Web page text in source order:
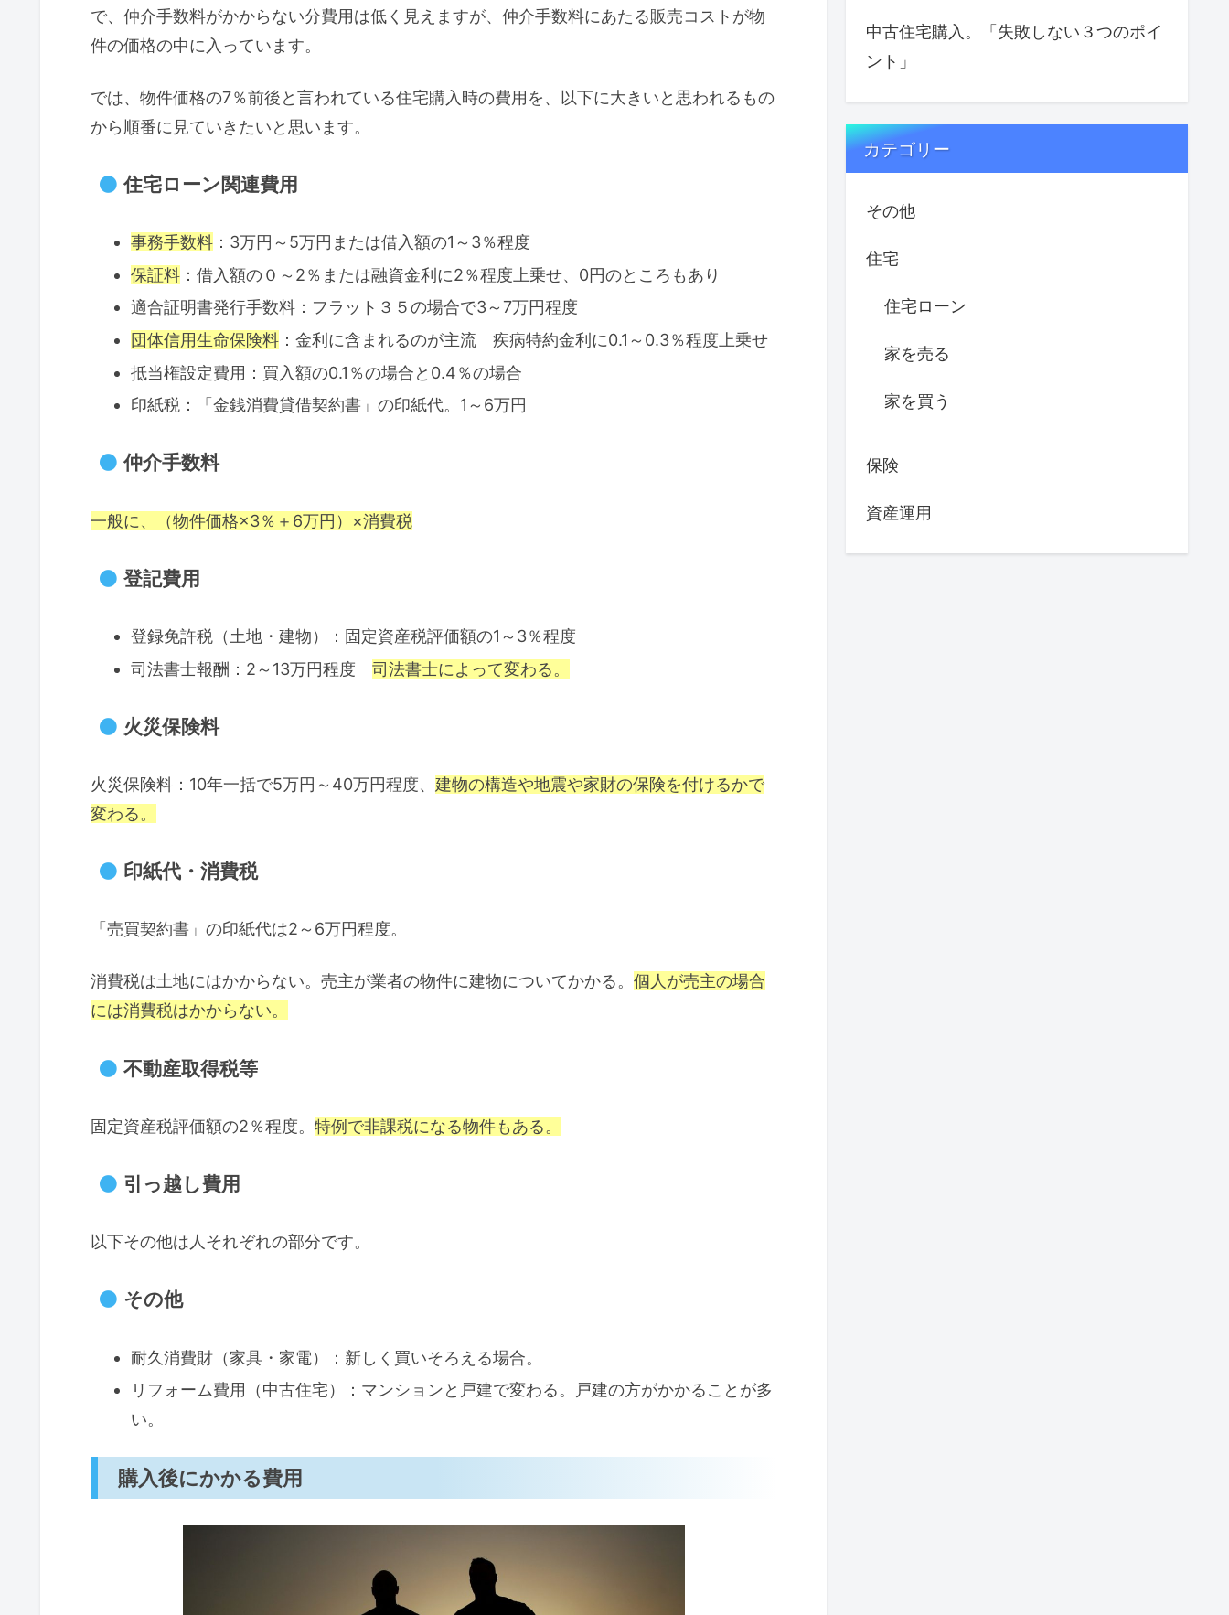
で、仲介手数料がかからない分費用は低く見えますが、仲介手数料にあたる販売コストが物
件の価格の中に入っています。
では、物件価格の7％前後と言われている住宅購入時の費用を、以下に大きいと思われるもの
から順番に見ていきたいと思います。
住宅ローン関連費用
事務手数料：3万円～5万円または借入額の1～3％程度
保証料：借入額の０～2％または融資金利に2％程度上乗せ、0円のところもあり
適合証明書発行手数料：フラット３５の場合で3～7万円程度
団体信用生命保険料：金利に含まれるのが主流 疾病特約金利に0.1～0.3％程度上乗せ
抵当権設定費用：買入額の0.1％の場合と0.4％の場合
印紙税：「金銭消費貸借契約書」の印紙代。1～6万円
仲介手数料
一般に、（物件価格×3％＋6万円）×消費税
登記費用
登録免許税（土地・建物）：固定資産税評価額の1～3％程度
司法書士報酬：2～13万円程度 司法書士によって変わる。
火災保険料
火災保険料：10年一括で5万円～40万円程度、 建物の構造や地震や家財の保険を付けるかで
変わる。
印紙代・消費税
「売買契約書」の印紙代は2～6万円程度。
消費税は土地にはかからない。売主が業者の物件に建物についてかかる。 個人が売主の場合
には消費税はかからない。
不動産取得税等
固定資産税評価額の2％程度。 特例で非課税になる物件もある。
引っ越し費用
以下その他は人それぞれの部分です。
その他
耐久消費財（家具・家電）：新しく買いそろえる場合。
リフォーム費用（中古住宅）：マンションと戸建で変わる。戸建の方がかかることが多
い。
購入後にかかる費用
中古住宅購入。「失敗しない３つのポイ
ント」
カテゴリー
その他
住宅
住宅ローン
家を売る
家を買う
保険
資産運用